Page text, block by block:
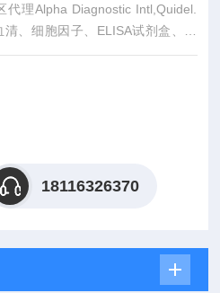
理Alpha Diagnostic Intl,Quidel.
、细胞因子、ELISA试剂盒、细
养基、一抗、二抗、其产品吸附
18116326370